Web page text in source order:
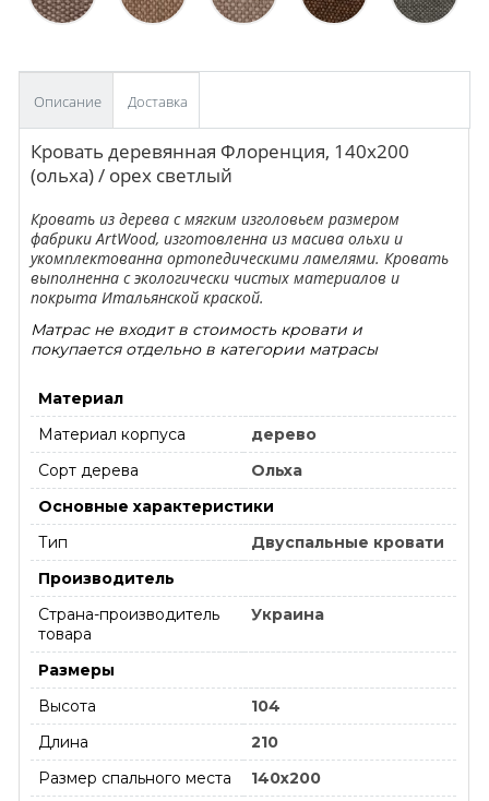
Описание Доставка
Кровать деревянная Флоренция, 140х200
(ольха) / орех светлый
Кровать из дерева с мягким изголовьем размером
фабрики ArtWood, изготовленна из масива ольхи и
укомплектованна ортопедическими ламелями. Кровать
выполненна с экологически чистых материалов и
покрыта Итальянской краской.
Матрас не входит в стоимость кровати и
покупается отдельно в категории матрасы
Материал
Материал корпуса
дерево
Сорт дерева
Ольха
Основные характеристики
Тип
Двуспальные кровати
Производитель
Страна-производитель
товара
Украина
Размеры
Высота
104
Длина
210
Размер спального места
140х200